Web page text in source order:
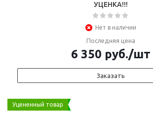
УЦЕНКА!!!
Нет в наличии
Последняя цена
6 350 руб./шт
Заказать
Уцененный товар